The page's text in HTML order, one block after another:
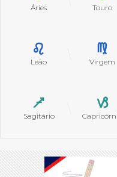
Áries Touro
Leão Virgem
Sagitário